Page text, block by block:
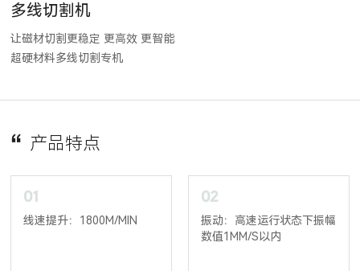
多线切割机
让磁材切割更稳定 更高效 更智能
产品特点
01
线速提升：1800M/MIN
02
振动：高速运行状态下振幅
数值1MM/S以内